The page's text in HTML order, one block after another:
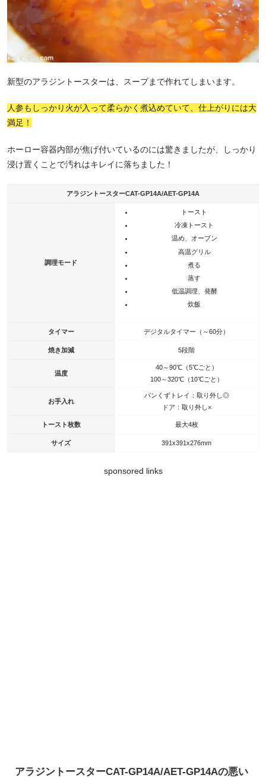
新型のアラジントースターは、スープまで作れてしまいます。
人参もしっかり火が入って柔らかく煮込めていて、仕上がりには大
満足！
ホーロー容器内部が焦げ付いているのには驚きましたが、しっかり
浸け置くことで汚れはキレイに落ちました！
アラジントースターCAT-GP14A/AET-GP14A
調理モード
トースト
冷凍トースト
温め、オーブン
高温グリル
煮る
蒸す
低温調理、発酵
炊飯
タイマー デジタルタイマー（～60分）
焼き加減 5段階
温度
40～90℃（5℃ごと）
100～320℃（10℃ごと）
お手入れ
パンくずトレイ：取り外し◎
ドア：取り外し×
トースト枚数 最大4枚
サイズ 391x391x276mm
sponsored links
アラジントースターCAT-GP14A/AET-GP14Aの悪い